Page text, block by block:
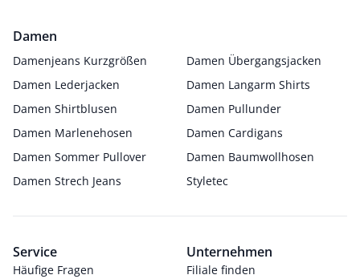
Damen
Damenjeans Kurzgrößen
Damen Übergangsjacken
Damen Lederjacken
Damen Langarm Shirts
Damen Shirtblusen
Damen Pullunder
Damen Marlenehosen
Damen Cardigans
Damen Sommer Pullover
Damen Baumwollhosen
Damen Strech Jeans
Styletec
Service
Häufige Fragen
Unternehmen
Filiale finden